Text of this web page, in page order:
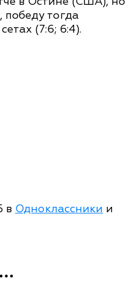
тогда
(7:6; 6:4).
в Одноклассники и